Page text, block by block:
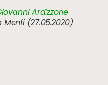
Ardizzone
(27.05.2020)